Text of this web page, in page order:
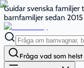
Guidar svenska
barnfamiljer sedan 2015
Fråga vad som helst